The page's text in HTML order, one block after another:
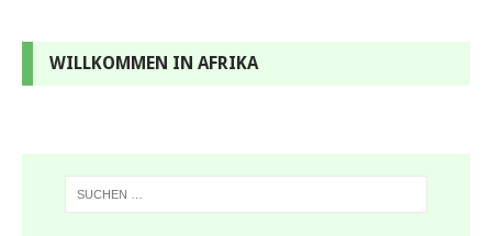
WILLKOMMEN IN AFRIKA